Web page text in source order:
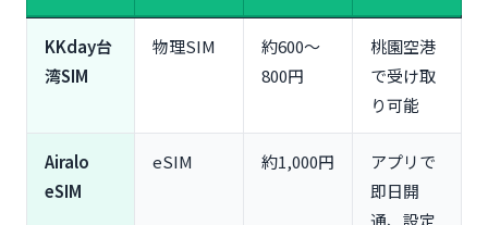
KKday台
湾SIM
物理SIM
約600〜
800円
桃園空港
で受け取
り可能
Airalo
eSIM
eSIM 約1,000円
アプリで
即日開
通、設定